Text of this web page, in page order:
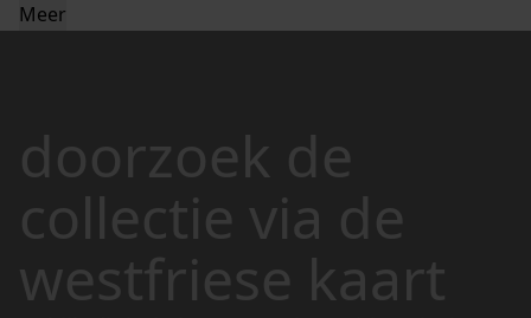
Meer
doorzoek de
collectie via de
westfriese kaart